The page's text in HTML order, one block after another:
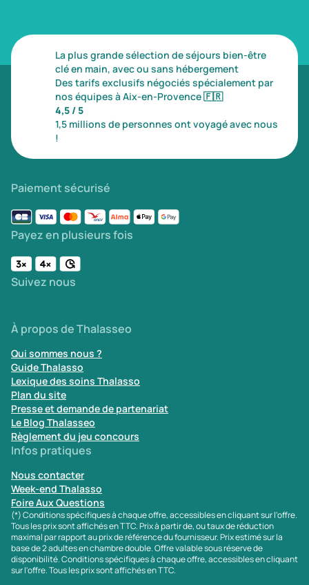
La plus grande sélection de séjours bien-être
clé en main, avec ou sans hébergement
Des tarifs exclusifs négociés spécialement par
nos équipes à Aix-en-Provence🇫🇷
4,5 / 5
1,5 millions de personnes ont voyagé avec nous
!
Paiement sécurisé
Payez en plusieurs fois
Suivez nous
À propos de Thalasseo
Qui sommes nous ?
Guide Thalasso
Lexique des soins Thalasso
Plan du site
Presse et demande de partenariat
Le Blog Thalasseo
Règlement du jeu concours
Infos pratiques
Nous contacter
Week-end Thalasso
Foire Aux Questions
(*) Conditions spécifiques à chaque offre, accessibles en cliquant sur l'offre.
Tous les prix sont affichés en TTC. Prix à partir de, ou taux de réduction
maximal par rapport au prix de référence du fournisseur. Prix estimé sur la
base de 2 adultes en chambre double. Offre valable sous réserve de
disponibilité. Conditions spécifiques à chaque offre, accessibles en cliquant
sur l'offre. Tous les prix sont affichés en TTC.